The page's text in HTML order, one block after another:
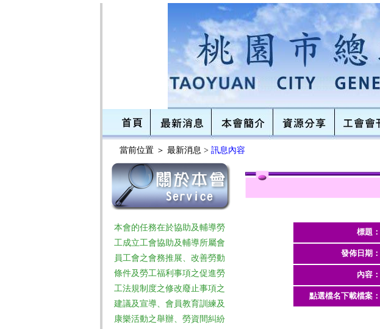
當前位置 ＞ 最新消息 > 訊息內容
本會的任務在於協助及輔導勞
工成立工會協助及輔導所屬會
員工會之會務推展、改善勞動
條件及勞工福利事項之促進勞
工法規制度之修改廢止事項之
建議及宣導、會員教育訓練及
康樂活動之舉辦、勞資間糾紛
標題：
發佈日期：
內容：
點選檔名下載檔案：